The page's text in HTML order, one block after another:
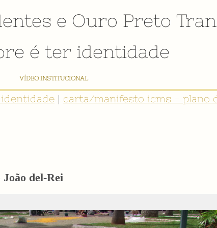
e Ouro Preto
é ter identidade
VÍDEO INSTITUCIONAL
| carta/manifesto icms - plano
del-Rei